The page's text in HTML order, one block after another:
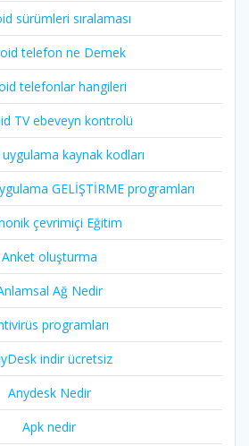
sürümleri sıralaması
telefon ne Demek
telefonlar hangileri
TV ebeveyn kontrolü
kaynak kodları
GELİŞTİRME programları
çevrimiçi Eğitim
Anket oluşturma
Ağ Nedir
programları
indir ücretsiz
Anydesk Nedir
Apk nedir